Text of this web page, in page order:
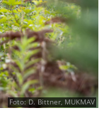
Foto: D. Bittner, MUKMAV